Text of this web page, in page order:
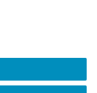
Ihrer
der
zeigt der